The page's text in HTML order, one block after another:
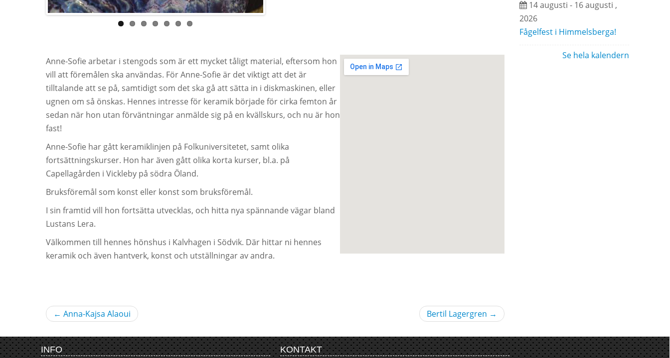
Anne-Sofie arbetar i stengods som är ett mycket tåligt material, eftersom hon
vill att föremålen ska användas. För Anne-Sofie är det viktigt att det är
tilltalande att se på, samtidigt som det ska gå att sätta in i diskmaskinen, eller
ugnen om så önskas. Hennes intresse för keramik började för cirka femton år
sedan när hon utan förväntningar anmälde sig på en kvällskurs, och nu är hon
fast!
Anne-Sofie har gått keramiklinjen på Folkuniversitetet, samt olika
fortsättningskurser. Hon har även gått olika korta kurser, bl.a. på
Capellagården i Vickleby på södra Öland.
Bruksföremål som konst eller konst som bruksföremål.
I sin framtid vill hon fortsätta utvecklas, och hitta nya spännande vägar bland
Lustans Lera.
Välkommen till hennes hönshus i Kalvhagen i Södvik. Där hittar ni hennes
keramik och även hantverk, konst och utställningar av andra.
← Anna-Kajsa Alaoui Bertil Lagergren →
14 augusti - 16 augusti ,
2026
Fågelfest i Himmelsberga!
Se hela kalendern
INFO KONTAKT